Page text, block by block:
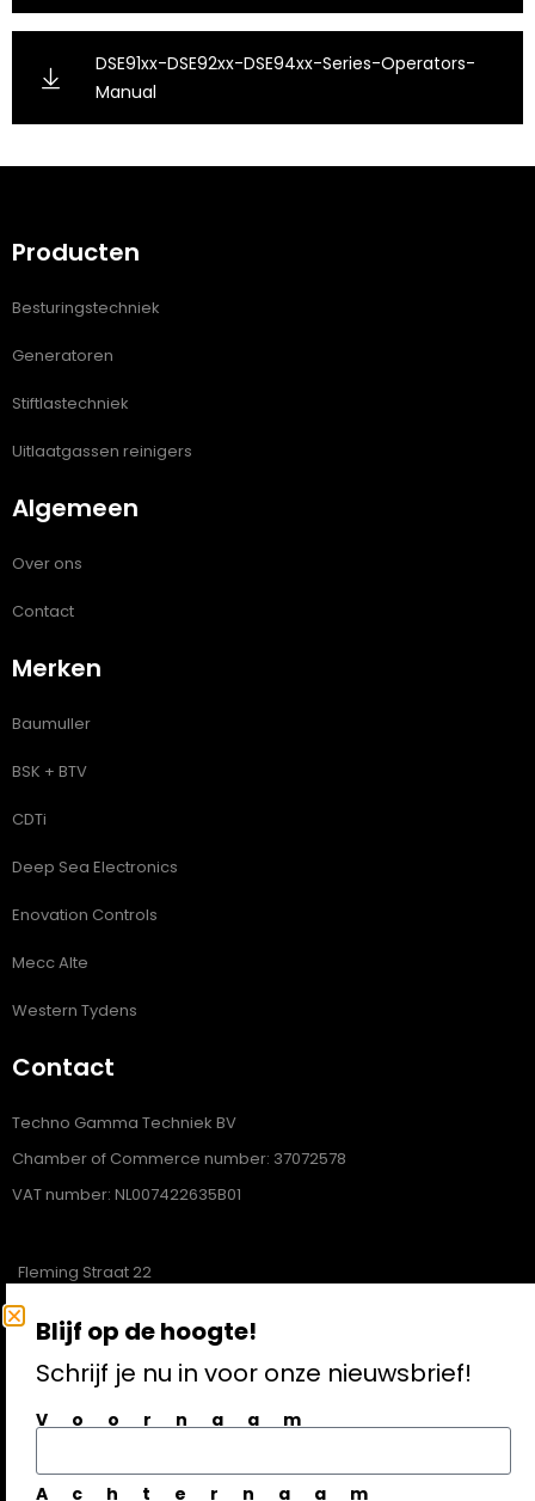
DSE91xx-DSE92xx-DSE94xx-Series-Operators-
Manual
Producten
Besturingstechniek
Generatoren
Stiftlastechniek
Uitlaatgassen reinigers
Algemeen
Over ons
Contact
Merken
Baumuller
BSK + BTV
CDTi
Deep Sea Electronics
Enovation Controls
Mecc Alte
Western Tydens
Contact
Techno Gamma Techniek BV
Chamber of Commerce number: 37072578
VAT number: NL007422635B01
Fleming Straat 22
1704SL Heerhugowaard
072-5121620
info@technogamma.nl
Aanmelden nieuwsbrief
Blijf op de hoogte!
Schrijf je nu in voor onze nieuwsbrief!
Voornaam
Achternaam